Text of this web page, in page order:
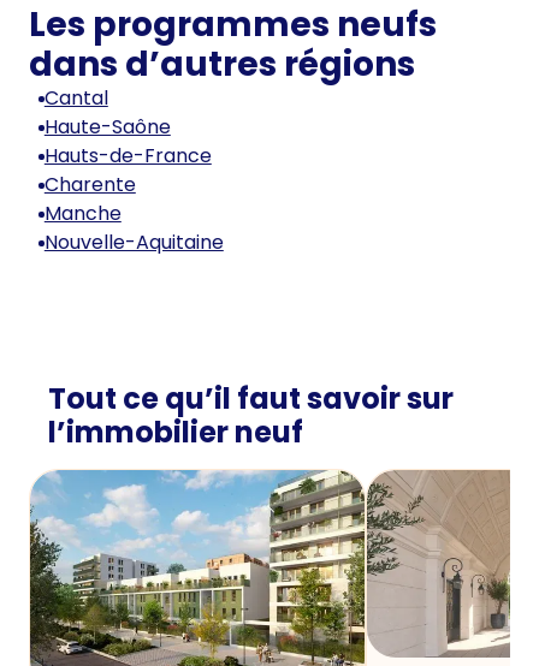
Les programmes neufs
dans d’autres régions
Cantal
Haute-Saône
Hauts-de-France
Charente
Manche
Nouvelle-Aquitaine
Tout ce qu’il faut savoir sur
l’immobilier neuf